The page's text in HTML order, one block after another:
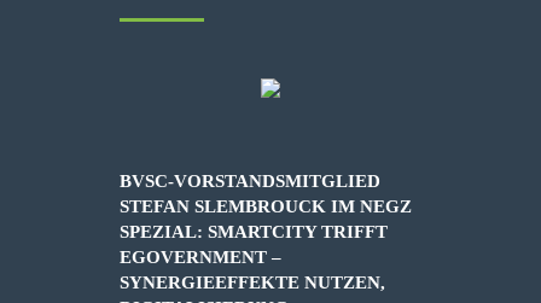
BVSC-VORSTANDSMITGLIED
STEFAN SLEMBROUCK IM NEGZ
SPEZIAL: SMARTCITY TRIFFT
EGOVERNMENT –
SYNERGIEEFFEKTE NUTZEN,